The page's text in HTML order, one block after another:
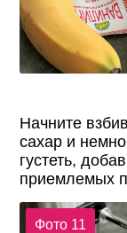
Начните
сахар и
густеть,
приемлемых
Фото 11